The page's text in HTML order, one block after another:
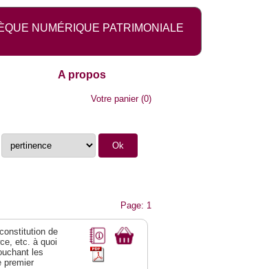
NUMÉRIQUE PATRIMONIALE
A propos
Votre panier(0)
Page: 1
de
etc. à quoi
les
premier